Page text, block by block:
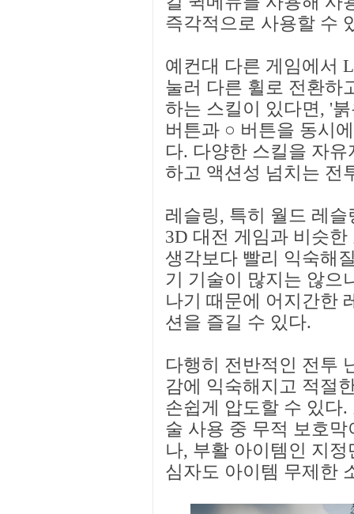
즉각적으로 사용할 수
예컨대 다른 게임에서
눌러 다른 휠로 전환하
하는 스킬이 있다면, '
버튼과 ○ 버튼을 동시
다. 다양한 스킬을 자
하고 액션성 넘치는 전
레슬링, 특히 월드 레
3D 대전 게임과 비슷
생각보다 빨리 익숙해
기 기술이 많지는 않으
나기 때문에 어지간한
션을 즐길 수 있다.
다행히 전반적인 전투
감에 익숙해지고 적절
손쉽게 압도할 수 있다
술 사용 중 무적 보호
나, 부활 아이템인 지
심자도 아이템 무제한